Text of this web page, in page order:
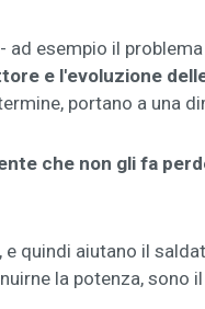
esempio il
e l'evoluzione
portano a una
che non gli fa
quindi aiutano il
la potenza, sono il